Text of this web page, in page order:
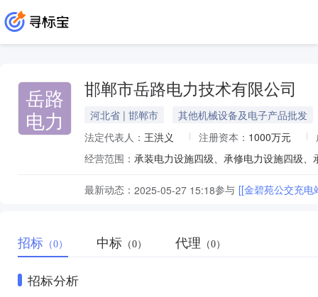
岳路
电力
邯郸市岳路电力技术有限公司
河北省 | 邯郸市
其他机械设备及电子产品批发
法定代表人： 王洪义 注册资本： 1000万元
经营范围：
最新动态： 2025-05-27 15:18参与 [[金碧苑公交充
招标 （0） 中标 （0） 代理 （0）
招标分析